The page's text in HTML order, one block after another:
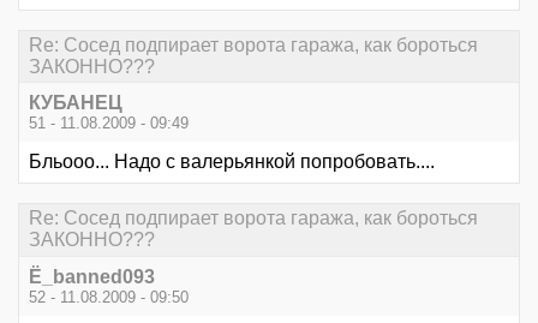
Re: Сосед подпирает ворота гаража, как бороться
ЗАКОННО???
КУБАНЕЦ
51 - 11.08.2009 - 09:49
Бльооо... Надо с валерьянкой попробовать....
Re: Сосед подпирает ворота гаража, как бороться
ЗАКОННО???
Ё_banned093
52 - 11.08.2009 - 09:50